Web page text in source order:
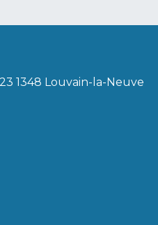
1348 Louvain-la-Neuve